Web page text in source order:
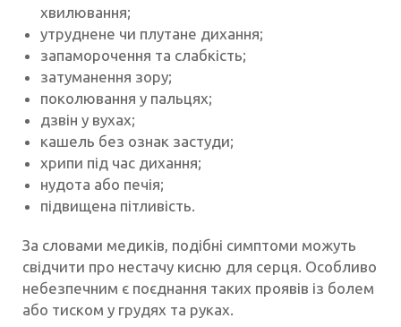
хвилювання;
утруднене чи плутане дихання;
запаморочення та слабкість;
затуманення зору;
поколювання у пальцях;
дзвін у вухах;
кашель без ознак застуди;
хрипи під час дихання;
нудота або печія;
підвищена пітливість.
За словами медиків, подібні симптоми можуть
свідчити про нестачу кисню для серця. Особливо
небезпечним є поєднання таких проявів із болем
або тиском у грудях та руках.